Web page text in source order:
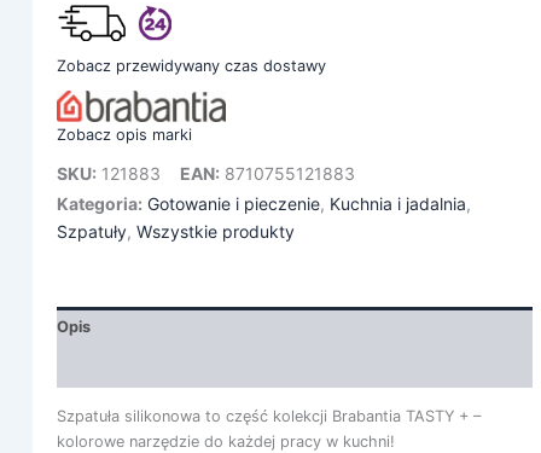
Zobacz przewidywany czas dostawy
Zobacz opis marki
SKU: 121883 EAN: 8710755121883
Kategoria: Gotowanie i pieczenie, Kuchnia i jadalnia,
Szpatuły, Wszystkie produkty
Opis
Szpatuła silikonowa to część kolekcji Brabantia TASTY + –
kolorowe narzędzie do każdej pracy w kuchni!